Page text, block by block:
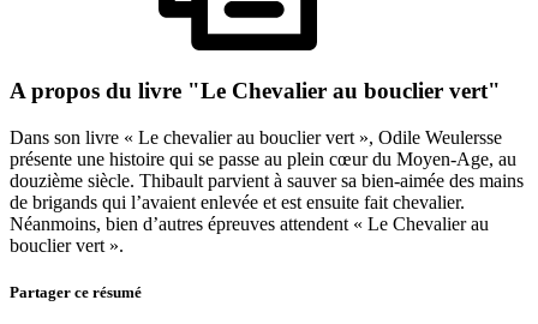
A propos du livre "Le Chevalier au bouclier vert"
Dans son livre « Le chevalier au bouclier vert », Odile Weulersse
présente une histoire qui se passe au plein cœur du Moyen-Age, au
douzième siècle. Thibault parvient à sauver sa bien-aimée des mains
de brigands qui l’avaient enlevée et est ensuite fait chevalier.
Néanmoins, bien d’autres épreuves attendent « Le Chevalier au
bouclier vert ».
Partager ce résumé